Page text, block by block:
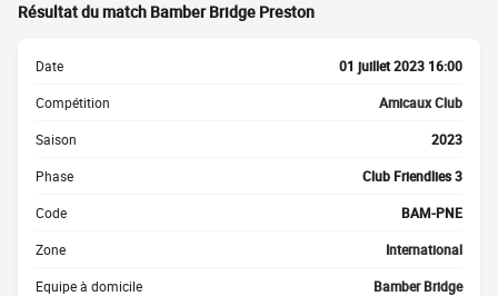
Résultat du match Bamber Bridge Preston
Date 01 juillet 2023 16:00
Compétition Amicaux Club
Saison 2023
Phase Club Friendlies 3
Code BAM-PNE
Zone International
Equipe à domicile Bamber Bridge